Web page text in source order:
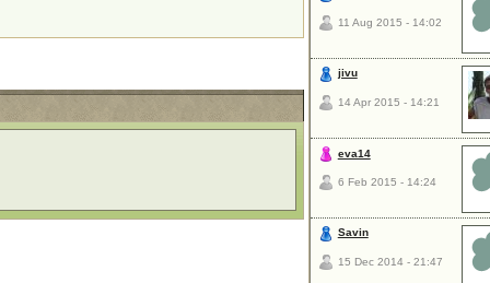
11 Aug 2015 - 14:02
jivu
14 Apr 2015 - 14:21
eva14
6 Feb 2015 - 14:24
Savin
15 Dec 2014 - 21:47